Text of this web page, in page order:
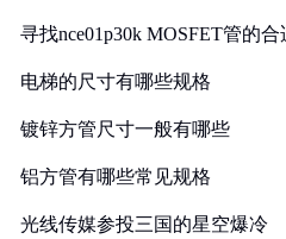
寻找nce01p30k MOSFET管的
电梯的尺寸有哪些规格
镀锌方管尺寸一般有哪些
铝方管有哪些常见规格
光线传媒参投三国的星空爆冷